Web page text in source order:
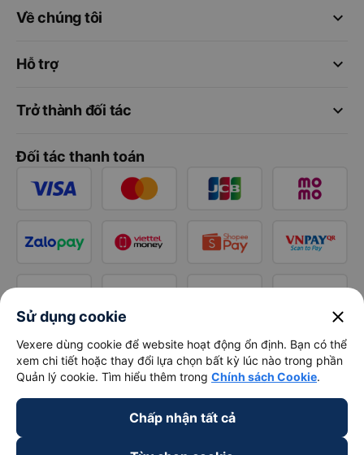
keyboard_arrow_down
Về chúng tôi
keyboard_arrow_down
Hỗ trợ
keyboard_arrow_down
Trở thành đối tác
Đối tác thanh toán
Sử dụng cookie close
Vexere dùng cookie để website hoạt động ổn định. Bạn có thể
xem chi tiết hoặc thay đổi lựa chọn bất kỳ lúc nào trong phần
Quản lý cookie. Tìm hiểu thêm trong Chính sách Cookie.
Chấp nhận tất cả